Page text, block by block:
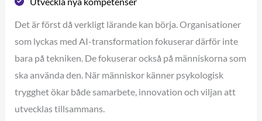
Det är först då verkligt lärande kan börja. Organisationer
som lyckas med AI-transformation fokuserar därför inte
bara på tekniken. De fokuserar också på människorna som
ska använda den. När människor känner psykologisk
trygghet ökar både samarbete, innovation och viljan att
utvecklas tillsammans.